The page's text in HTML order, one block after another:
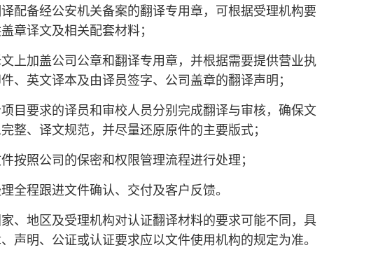
配备经公安机关备案的翻译专用章，可根据受理机构要
章译文及相关配套材料；
上加盖公司公章和翻译专用章，并根据需要提供营业执
、英文译本及由译员签字、公司盖章的翻译声明；
目要求的译员和审校人员分别完成翻译与审核，确保文
整、译文规范，并尽量还原原件的主要版式；
按照公司的保密和权限管理流程进行处理；
全程跟进文件确认、交付及客户反馈。
、地区及受理机构对认证翻译材料的要求可能不同，具
声明、公证或认证要求应以文件使用机构的规定为准。